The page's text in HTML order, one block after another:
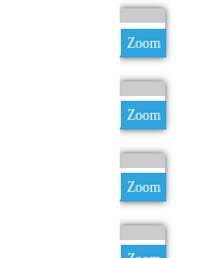
Zoom
Zoom
Zoom